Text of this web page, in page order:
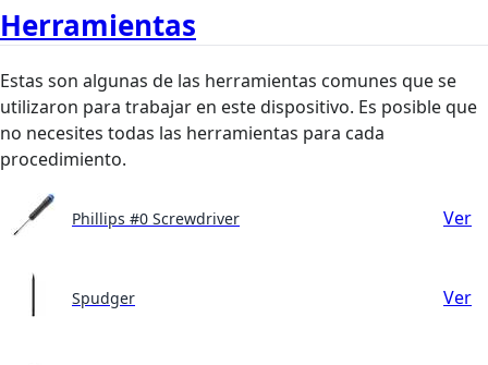
Herramientas
Estas son algunas de las herramientas comunes que se
utilizaron para trabajar en este dispositivo. Es posible que
no necesites todas las herramientas para cada
procedimiento.
Phillips #0 Screwdriver Ver
Spudger Ver